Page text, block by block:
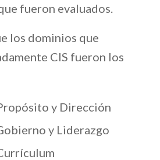
fueron evaluados.
los dominios que
CIS fueron los
y Dirección
y Liderazgo